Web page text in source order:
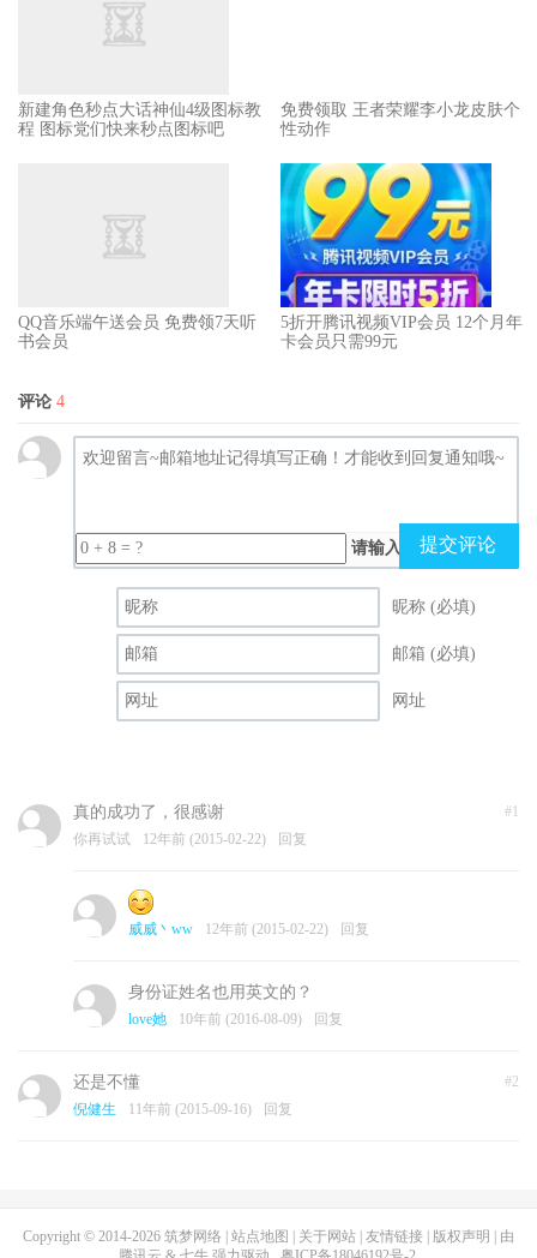
新建角色秒点大话神仙4级图标教
程 图标党们快来秒点图标吧
免费领取 王者荣耀李小龙皮肤个
性动作
QQ音乐端午送会员 免费领7天听
书会员
5折开腾讯视频VIP会员 12个月年
卡会员只需99元
评论 4
请输入（计算结果）
提交评论
昵称 (必填)
邮箱 (必填)
网址
#1
真的成功了，很感谢
你再试试 12年前 (2015-02-22) 回复
威威丶ww 12年前 (2015-02-22) 回复
身份证姓名也用英文的？
love她 10年前 (2016-08-09) 回复
#2
还是不懂
倪健生 11年前 (2015-09-16) 回复
Copyright © 2014-2026 筑梦网络 站点地图 关于网站 友情链接 版权声明
| 由